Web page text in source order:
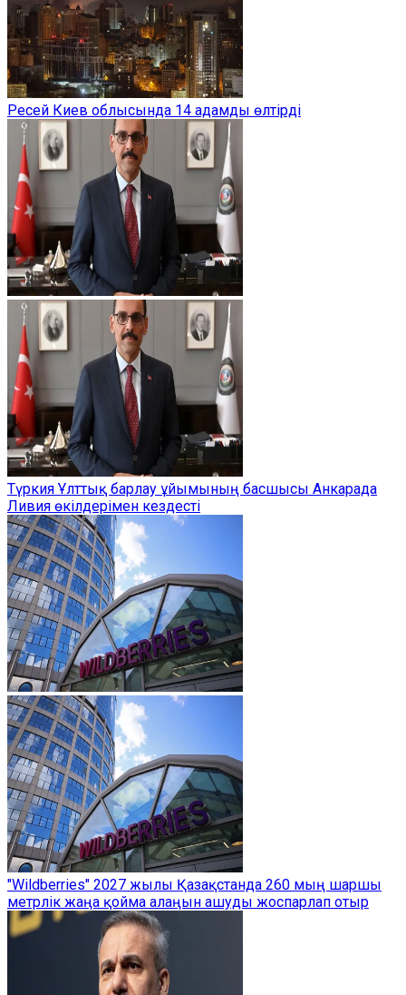
Ресей Киев облысында 14 адамды өлтірді
Түркия Ұлттық барлау ұйымының басшысы Анкарада
Ливия өкілдерімен кездесті
"Wildberries" 2027 жылы Қазақстанда 260 мың шаршы
метрлік жаңа қойма алаңын ашуды жоспарлап отыр